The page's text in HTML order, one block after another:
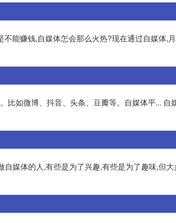
能赚钱,自媒体怎会那么火热?现在通过自媒体,
比如微博、抖音、头条、豆瓣等。自媒体平... 自
媒体的人,有些是为了兴趣,有些是为了趣味,但大